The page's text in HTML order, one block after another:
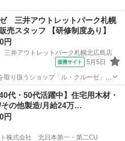
三井アウトレットパーク札幌
売スタッフ 【研修制度あり】
円
井アウトレットパーク札幌北広島店
提携サイト 5月5日
り扱うショップ「ル・クルーゼ」で
、 ・接客販売 ・在庫管理 ・店頭の
業務全般 【ル・クルーゼの主力製
代・50代活躍中】住宅用木材・
の他製造/月給24万…
円
株式会社 北日本第一・第二CU